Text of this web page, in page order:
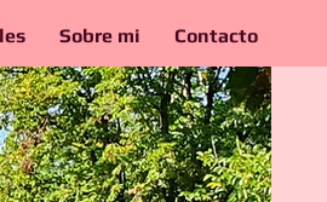
Sobre mi Contacto